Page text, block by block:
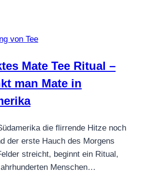
so
der
perfekte
Aufguss
von Tee
Mate Tee Ritual –
man Mate in
die flirrende Hitze noch
der erste Hauch des Morgens
streicht, beginnt ein Ritual,
Menschen…